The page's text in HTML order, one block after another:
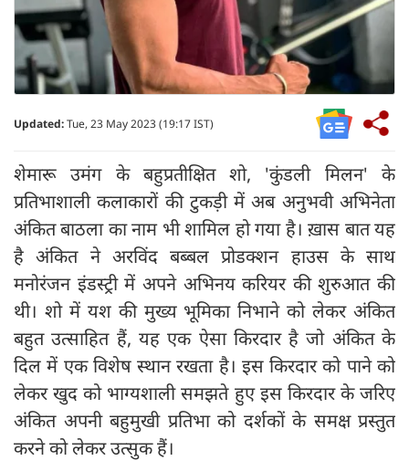
Updated:Tue, 23 May 2023 (19:17 IST)
शेमारू उमंग के बहुप्रतीक्षित शो, 'कुंडली मिलन' के
प्रतिभाशाली कलाकारों की टुकड़ी में अब अनुभवी अभिनेता
अंकित बाठला का नाम भी शामिल हो गया है। ख़ास बात यह
है अंकित ने अरविंद बब्बल प्रोडक्शन हाउस के साथ
मनोरंजन इंडस्ट्री में अपने अभिनय करियर की शुरुआत की
थी। शो में यश की मुख्य भूमिका निभाने को लेकर अंकित
बहुत उत्साहित हैं, यह एक ऐसा किरदार है जो अंकित के
दिल में एक विशेष स्थान रखता है। इस किरदार को पाने को
लेकर खुद को भाग्यशाली समझते हुए इस किरदार के जरिए
अंकित अपनी बहुमुखी प्रतिभा को दर्शकों के समक्ष प्रस्तुत
करने को लेकर उत्सुक हैं।